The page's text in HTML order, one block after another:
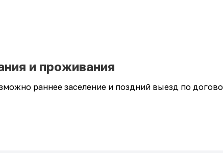
и проживания
раннее заселение и поздний выезд по